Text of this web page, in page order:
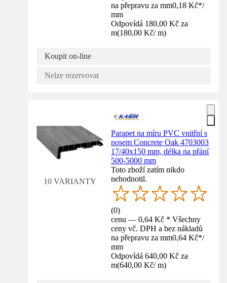
na přepravu za mm0,18 Kč*/
mm
Odpovídá 180,00 Kč za
m(180,00 Kč/ m)
Koupit on-line
Nelze rezervovat
10 VARIANTY
Parapet na míru PVC vnitřní s
nosem Concrete Oak 4703003
17/40x150 mm, délka na přání
500-5000 mm
Toto zboží zatím nikdo
nehodnotil.
(0)
cenu — 0,64 Kč * Všechny
ceny vč. DPH a bez nákladů
na přepravu za mm0,64 Kč*/
mm
Odpovídá 640,00 Kč za
m(640,00 Kč/ m)